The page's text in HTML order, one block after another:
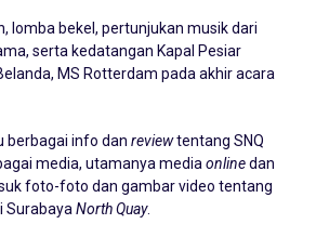
lomba bekel, pertunjukan musik dari
serta kedatangan Kapal Pesiar
MS Rotterdam pada akhir acara
berbagai info dan reviewtentang SNQ
media, utamanya media onlinedan
foto-foto dan gambar video tentang
Surabaya North Quay.